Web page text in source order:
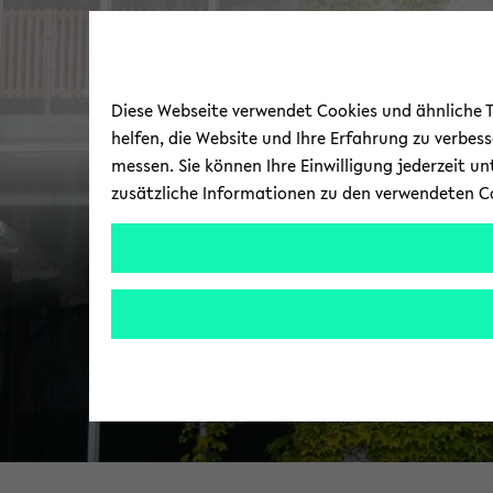
Diese Webseite verwendet Cookies und
helfen, die Website und Ihre Erfahrung zu
messen. Sie können Ihre Einwilligung jederzeit
zusätzliche Informationen zu den verwendeten